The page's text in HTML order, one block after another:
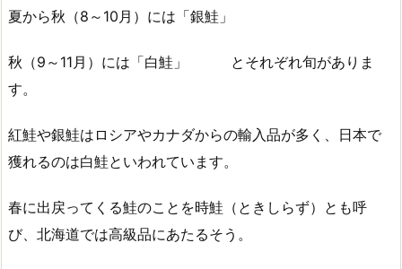
夏から秋（8～10月）には「銀鮭」
秋（9～11月）には「白鮭」 とそれぞれ旬がありま
す。
紅鮭や銀鮭はロシアやカナダからの輸入品が多く、日本で
獲れるのは白鮭といわれています。
春に出戻ってくる鮭のことを時鮭（ときしらず）とも呼
び、北海道では高級品にあたるそう。